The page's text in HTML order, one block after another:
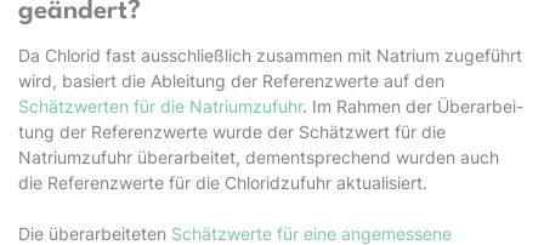
geändert?
Da Chlorid fast ausschließlich zusammen mit Natrium zugeführt
wird, basiert die Ableitung der Referenzwerte auf den
Schätzwerten für die Natriumzufuhr. Im Rahmen der Überarbei­
tung der Referenzwerte wurde der Schätzwert für die
Natriumzufuhr überarbeitet, dement­sprechend wurden auch
die Referenzwerte für die Chloridzufuhr aktualisiert.
Die überarbeiteten Schätzwerte für eine angemessene